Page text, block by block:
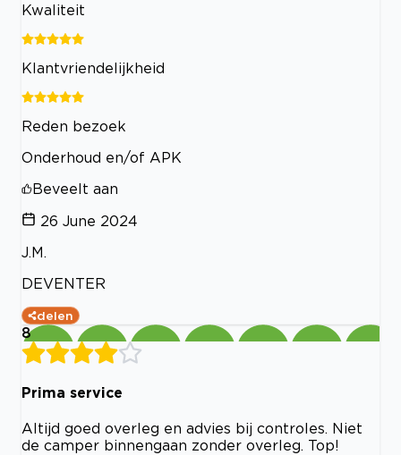
Kwaliteit
Klantvriendelijkheid
Reden bezoek
Onderhoud en/of APK
Beveelt aan
26 June 2024
J.M.
DEVENTER
delen
8
Prima service
Altijd goed overleg en advies bij controles. Niet
de camper binnengaan zonder overleg. Top!